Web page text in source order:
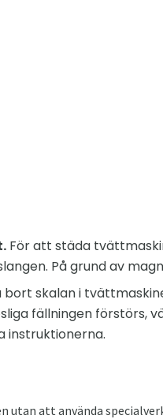
För att städa
På grund av
bort skalan i
fällningen förstörs,
instruktionerna.
utan att använda